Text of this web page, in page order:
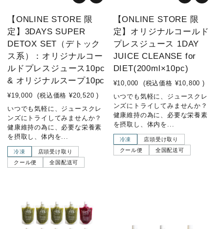
【ONLINE STORE 限
定】3DAYS SUPER
DETOX SET（デトック
ス系）：オリジナルコー
ルドプレスジュース10pc
& オリジナルスープ10pc
¥19,000 (税込価格 ¥20,520 )
いつでも気軽に、ジュースクレ
ンズにトライしてみませんか？
健康維持の為に、必要な栄養素
を摂取し、体内を...
冷凍
店頭受け取り
クール便
全国配送可
【ONLINE STORE 限
定】オリジナルコールド
プレスジュース 1DAY
JUICE CLEANSE for
DIET(200ml×10pc)
¥10,000 (税込価格 ¥10,800 )
いつでも気軽に、ジュースクレ
ンズにトライしてみませんか？
健康維持の為に、必要な栄養素
を摂取し、体内を...
冷凍
店頭受け取り
クール便
全国配送可